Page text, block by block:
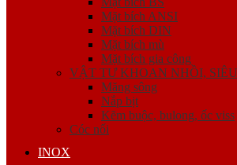
Mặt bích ANSI
Mặt bích DIN
Mặt bích mù
Mặt bích gia công
VẬT TƯ KHOAN NHỒI,
Măng sông
Nắp bịt
Kẽm buộc, bulong, ốc viss
Cóc nối
INOX